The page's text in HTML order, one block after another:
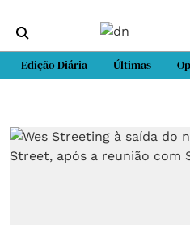
Edição Diária Últimas